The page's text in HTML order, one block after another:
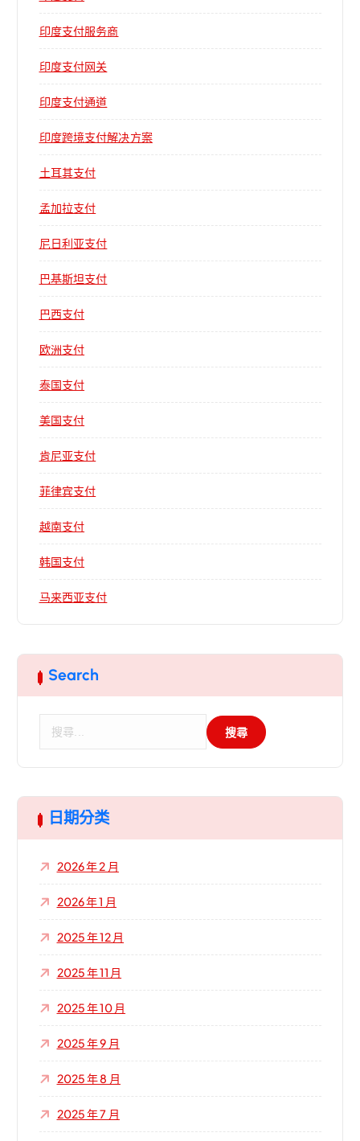
印度支付服务商
印度支付网关
印度支付通道
印度跨境支付解决方案
土耳其支付
孟加拉支付
尼日利亚支付
巴基斯坦支付
巴西支付
欧洲支付
泰国支付
美国支付
肯尼亚支付
菲律宾支付
越南支付
韩国支付
马来西亚支付
Search
字
:
日期分类
2026 年 2 月
2026 年 1 月
2025 年 12 月
2025 年 11 月
2025 年 10 月
2025 年 9 月
2025 年 8 月
2025 年 7 月